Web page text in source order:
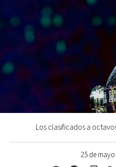
25 de mayo
Los clasificados a